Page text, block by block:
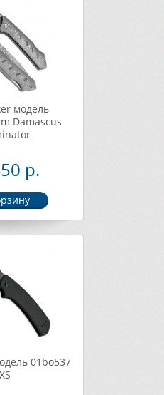
модель
Damascus
р.
01bo537
XS